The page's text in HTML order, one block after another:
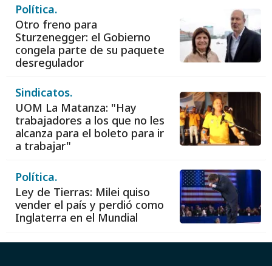
Política.
Otro freno para
Sturzenegger: el Gobierno
congela parte de su paquete
desregulador
Sindicatos.
UOM La Matanza: "Hay
trabajadores a los que no les
alcanza para el boleto para ir
a trabajar"
Política.
Ley de Tierras: Milei quiso
vender el país y perdió como
Inglaterra en el Mundial